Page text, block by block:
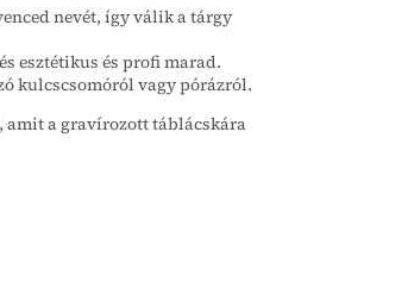
nevét, így válik a tárgy
esztétikus és profi marad.
kulcscsomóról vagy pórázról.
amit a gravírozott táblácskára